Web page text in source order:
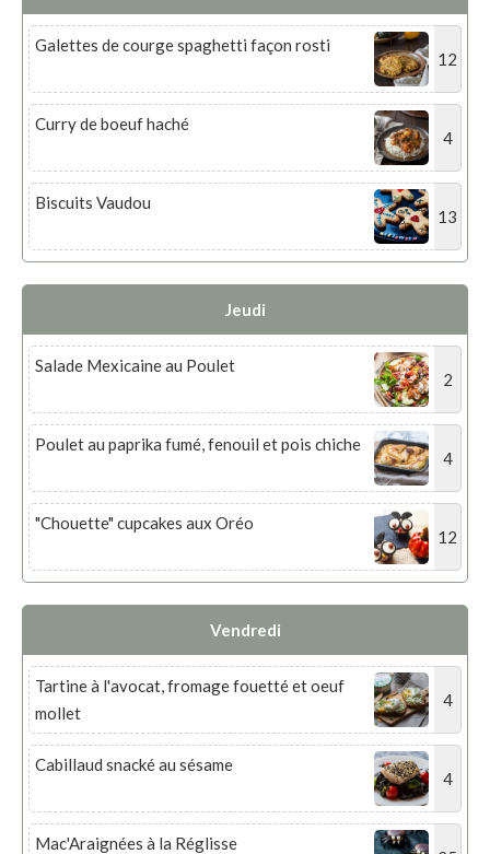
Galettes de courge spaghetti façon rosti
12
Curry de boeuf haché
4
Biscuits Vaudou
13
Jeudi
Salade Mexicaine au Poulet
2
Poulet au paprika fumé, fenouil et pois chiche
4
"Chouette" cupcakes aux Oréo
12
Vendredi
Tartine à l'avocat, fromage fouetté et oeuf
mollet
4
Cabillaud snacké au sésame
4
Mac'Araignées à la Réglisse